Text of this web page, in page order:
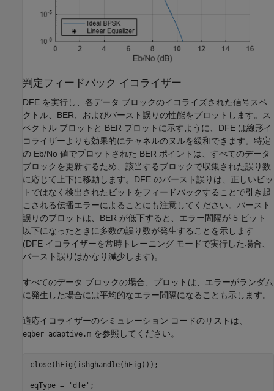
判定フィードバック イコライザー
DFE を実行し、各データ ブロックのイコライズされた信号スペ
クトル、BER、およびバースト誤りの性能をプロットします。ス
ペクトル プロットと BER プロットに示すように、DFE は線形イ
コライザーよりも効果的にチャネルのヌルを緩和できます。特定
の Eb/No 値でプロットされた BER ポイントは、すべてのデータ
ブロックを更新するため、該当するブロックで収集された誤り数
に応じて上下に移動します。DFE のバースト誤りは、正しいビッ
トではなく検出されたビットをフィードバックすることで引き起
こされる伝播エラーによることにも注意してください。バースト
誤りのプロットは、BER が低下すると、エラー間隔が 5 ビット
以下になったときに多数の誤り数が発生することを示します
(DFE イコライザーを常時トレーニング モードで実行した場合、
バースト誤りはかなり減少します)。
すべてのデータ ブロックの場合、プロットは、エラーがランダム
に発生した場合には平均的なエラー間隔になることも示します。
適応イコライザーのシミュレーション コードのリストは、
eqber_adaptive.m を参照してください。
close(hFig(ishghandle(hFig)));
eqType = 'dfe' ;